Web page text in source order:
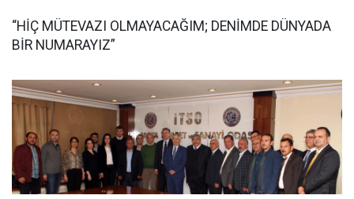
“HİÇ MÜTEVAZI OLMAYACAĞIM; DENİMDE DÜNYADA
BİR NUMARAYIZ”